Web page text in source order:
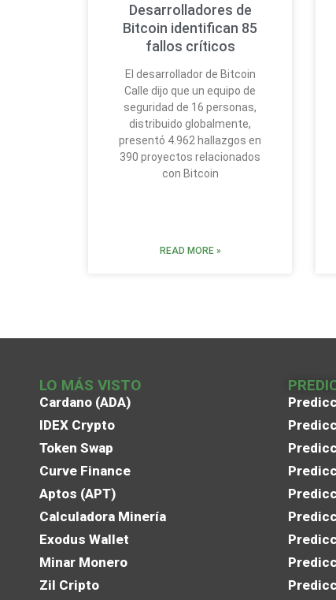
Desarrolladores de
Bitcoin identifican 85
fallos críticos
El desarrollador de Bitcoin
Calle dijo que un equipo de
seguridad de 16 personas,
distribuido globalmente,
presentó 4.962 hallazgos en
390 proyectos relacionados
con Bitcoin
READ MORE »
LO MÁS VISTO
Cardano (ADA)
IDEX Crypto
Token Swap
Curve Finance
Aptos (APT)
Calculadora Minería
Exodus Wallet
Minar Monero
Zil Cripto